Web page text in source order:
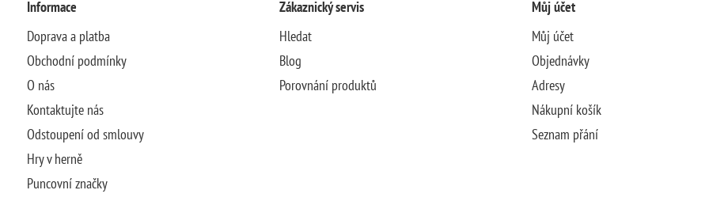
Informace
Doprava a platba
Obchodní podmínky
O nás
Kontaktujte nás
Odstoupení od smlouvy
Hry v herně
Puncovní značky
Zákaznický servis
Hledat
Blog
Porovnání produktů
Můj účet
Můj účet
Objednávky
Adresy
Nákupní košík
Seznam přání